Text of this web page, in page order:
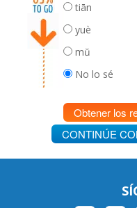
tiān
yuè
mŭ
No lo sé
Obtener los
CONTINÚE